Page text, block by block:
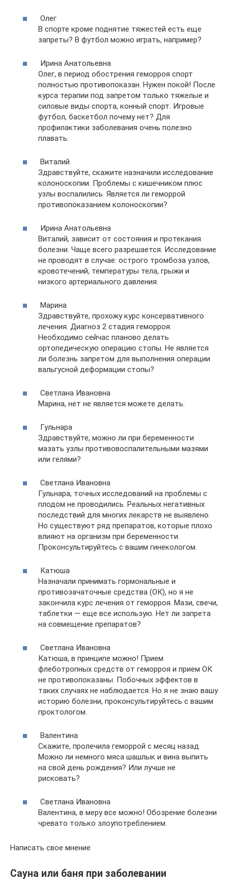
Олег
В спорте кроме поднятие тяжестей есть еще
запреты? В футбол можно играть, например?
Ирина Анатольевна
Олег, в период обострения геморроя спорт
полностью противопоказан. Нужен покой! После
курса терапии под запретом только тяжелые и
силовые виды спорта, конный спорт. Игровые
футбол, баскетбол почему нет? Для
профилактики заболевания очень полезно
плавать.
Виталий
Здравствуйте, скажите назначили исследование
колоноскопии. Проблемы с кишечником плюс
узлы воспалились. Является ли геморрой
противопоказанием колоноскопии?
Ирина Анатольевна
Виталий, зависит от состояния и протекания
болезни. Чаще всего разрешается. Исследование
не проводят в случае: острого тромбоза узлов,
кровотечений, температуры тела, грыжи и
низкого артериального давления.
Марина
Здравствуйте, прохожу курс консервативного
лечения. Диагноз 2 стадия геморроя.
Необходимо сейчас планово делать
ортопедическую операцию стопы. Не является
ли болезнь запретом для выполнения операции
вальгусной деформации стопы?
Светлана Ивановна
Марина, нет не является можете делать.
Гульнара
Здравствуйте, можно ли при беременности
мазать узлы противовоспалительными мазями
или гелями?
Светлана Ивановна
Гульнара, точных исследований на проблемы с
плодом не проводились. Реальных негативных
последствий для многих лекарств не выявлено.
Но существуют ряд препаратов, которые плохо
влияют на организм при беременности.
Проконсультируйтесь с вашим гинекологом.
Катюша
Назначали принимать гормональные и
противозачаточные средства (ОК), но я не
закончила курс лечения от геморроя. Мази, свечи,
таблетки — еще все использую. Нет ли запрета
на совмещение препаратов?
Светлана Ивановна
Катюша, в принципе можно! Прием
флеботропных средств от геморроя и прием ОК
не противопоказаны. Побочных эффектов в
таких случаях не наблюдается. Но я не знаю вашу
историю болезни, проконсультируйтесь с вашим
проктологом.
Валентина
Скажите, пролечила геморрой с месяц назад.
Можно ли немного мяса шашлык и вина выпить
на свой день рождения? Или лучше не
рисковать?
Светлана Ивановна
Валентина, в меру все можно! Обозрение болезни
чревато только злоупотреблением.
Написать свое мнение
Сауна или баня при заболевании